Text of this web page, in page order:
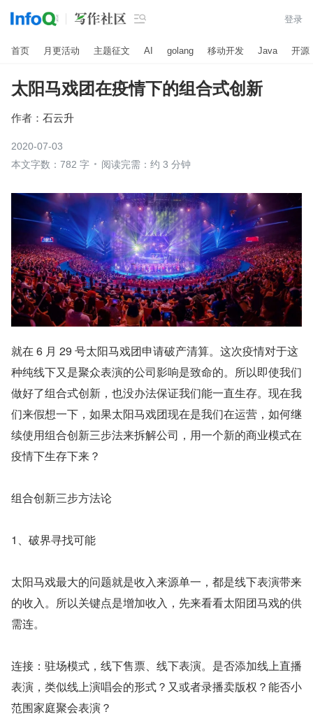
 登录
首页 月更活动 主题征文 AI golang 移动开发 Java 开源
太阳马戏团在疫情下的组合式创新
作者： 石云升
2020-07-03
本文字数：782 字
阅读完需：约 3 分钟
就在 6 月 29 号太阳马戏团申请破产清算。这次疫情对于这
种纯线下又是聚众表演的公司影响是致命的。所以即使我们
做好了组合式创新，也没办法保证我们能一直生存。现在我
们来假想一下，如果太阳马戏团现在是我们在运营，如何继
续使用组合创新三步法来拆解公司，用一个新的商业模式在
疫情下生存下来？
组合创新三步方法论
1、破界寻找可能
太阳马戏最大的问题就是收入来源单一，都是线下表演带来
的收入。所以关键点是增加收入，先来看看太阳团马戏的供
需连。
连接：驻场模式，线下售票、线下表演。是否添加线上直播
表演，类似线上演唱会的形式？又或者录播卖版权？能否小
范围家庭聚会表演？